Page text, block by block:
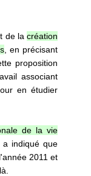
de la création
, en précisant
proposition
associant
en étudier
de la vie
a indiqué que
2011 et